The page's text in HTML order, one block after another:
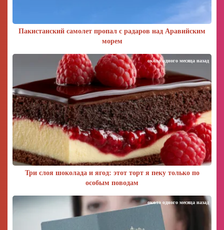
Пакистанский самолет пропал с радаров над Аравийским
морем
Три слоя шоколада и ягод: этот торт я пеку только по
особым поводам
около одного месяца назад
около одного месяца назад